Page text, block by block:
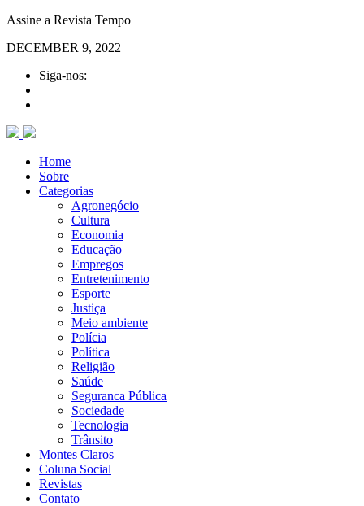
Assine a Revista Tempo
DECEMBER 9, 2022
Siga-nos:
Home
Sobre
Categorias
Agronegócio
Cultura
Economia
Educação
Empregos
Entretenimento
Esporte
Justiça
Meio ambiente
Polícia
Política
Religião
Saúde
Seguranca Pública
Sociedade
Tecnologia
Trânsito
Montes Claros
Coluna Social
Revistas
Contato